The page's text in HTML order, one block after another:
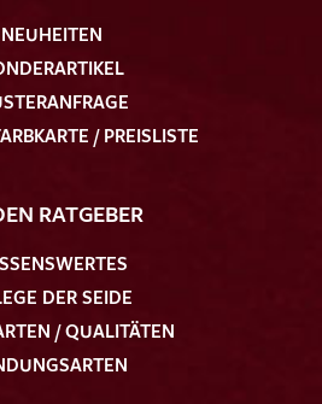
NEUHEITEN
/ PREISLISTE
RATGEBER
DER SEIDE
/ QUALITÄTEN